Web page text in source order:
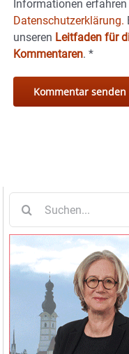
Informationen
Datenschutzerklärung.
unseren Leitfaden für
Kommentaren. *
nach: